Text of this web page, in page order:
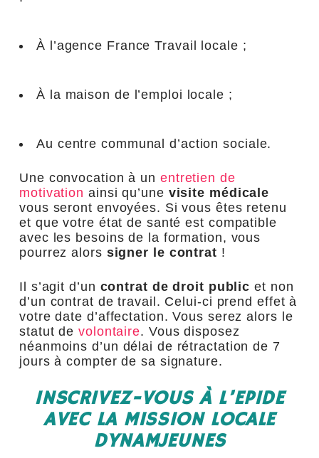
À l’agence France Travail locale ;
À la maison de l’emploi locale ;
Au centre communal d’action sociale.
Une convocation à un entretien de
motivation ainsi qu’une visite médicale
vous seront envoyées. Si vous êtes retenu
et que votre état de santé est compatible
avec les besoins de la formation, vous
pourrez alors signer le contrat !
Il s’agit d’un contrat de droit public et non
d’un contrat de travail. Celui-ci prend effet à
votre date d’affectation. Vous serez alors le
statut devolontaire. Vous disposez
néanmoins d’un délai de rétractation de 7
jours à compter de sa signature.
INSCRIVEZ-VOUS À L’EPIDE
AVEC LA MISSION LOCALE
DYNAMJEUNES